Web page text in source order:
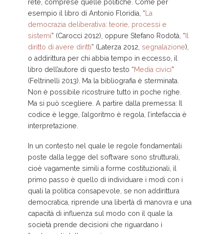
rete, comprese quelle politiche. Come per
esempio il libro di Antonio Floridia, “La
democrazia deliberativa: teorie, processi e
sistemi” (Carocci 2012), oppure Stefano Rodotà, “Il
diritto di avere diritti” (Laterza 2012, segnalazione),
o addirittura per chi abbia tempo in eccesso, il
libro dell’autore di questo testo “Media civici”
(Feltrinelli 2013). Ma la bibliografia è sterminata.
Non è possibile ricostruire tutto in poche righe.
Ma si può scegliere. A partire dalla premessa: Il
codice è legge, l’algoritmo è regola, l’intefaccia è
interpretazione.
In un contesto nel quale le regole fondamentali
poste dalla legge del software sono strutturali,
cioè vagamente simili a forme costituzionali, il
primo passo è quello di individuare i modi con i
quali la politica consapevole, se non addirittura
democratica, riprende una libertà di manovra e una
capacità di influenza sul modo con il quale la
società prende decisioni che riguardano i